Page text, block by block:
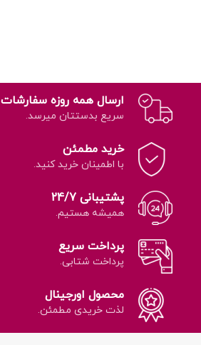
ارسال همه روزه سفارشات
سریع بدستتان میرسد.
خرید مطمئن
با اطمینان خرید کنید.
پشتیبانی 24/7
همیشه هستیم.
پرداخت سریع
پرداخت شتابی.
محصول اورجینال
لذت خریدی مطمئن.